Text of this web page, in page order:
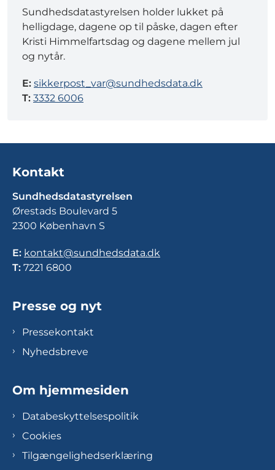
Sundhedsdatastyrelsen holder lukket på
helligdage, dagene op til påske, dagen efter
Kristi Himmelfartsdag og dagene mellem jul
og nytår.
E: sikkerpost_var@sundhedsdata.dk
T: 3332 6006
Kontakt
Sundhedsdatastyrelsen
Ørestads Boulevard 5
2300 København S
E: kontakt@sundhedsdata.dk
T: 7221 6800
Presse og nyt
Pressekontakt
Nyhedsbreve
Om hjemmesiden
Databeskyttelsespolitik
Cookies
Tilgængelighedserklæring